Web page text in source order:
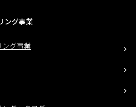
ング事業
ング事業